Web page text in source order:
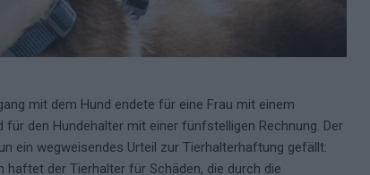
mit dem Hund endete für eine Frau mit einem
den Hundehalter mit einer fünfstelligen Rechnung. Der
ein wegweisendes Urteil zur Tierhalterhaftung gefällt:
haftet der Tierhalter für Schäden, die durch die